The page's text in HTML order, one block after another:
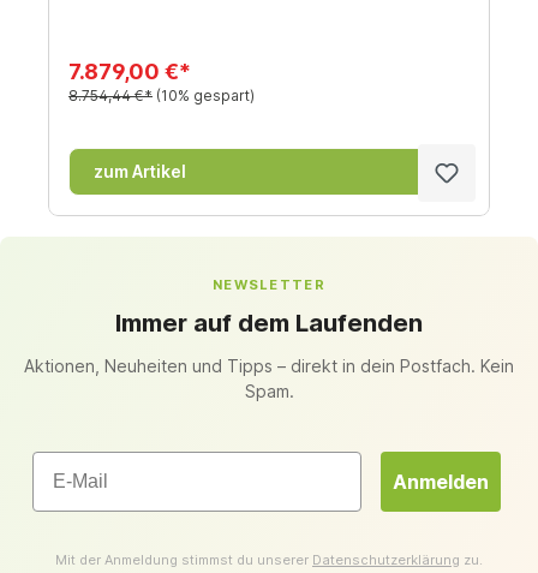
7.879,00 €*
8.754,44 €* (10% gespart)
zum Artikel
NEWSLETTER
Immer auf dem Laufenden
Aktionen, Neuheiten und Tipps – direkt in dein Postfach. Kein
Spam.
Email
Anmelden
Mit der Anmeldung stimmst du unserer Datenschutzerklärung zu.